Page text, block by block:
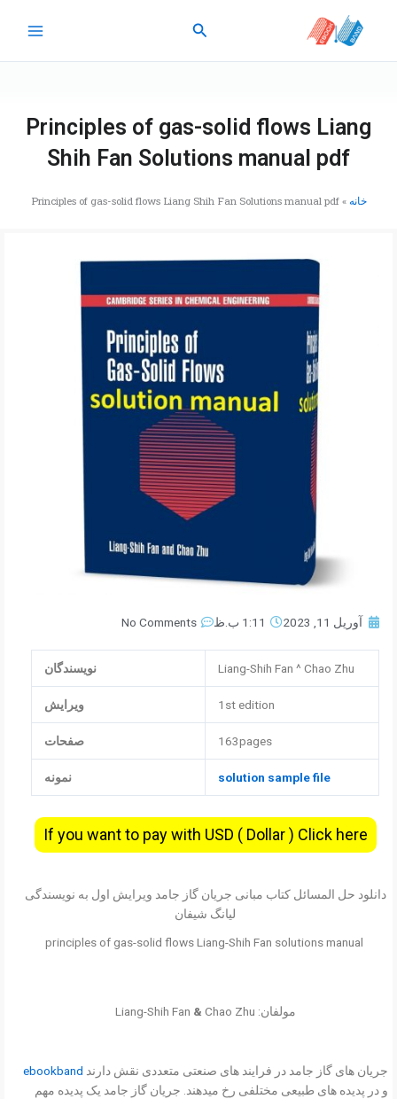
جستجو
Principles of gas-solid flows Liang
Shih Fan Solutions manual pdf
خانه »
Principles of gas-solid flows Liang Shih Fan Solutions manual pdf
آوریل 11, 2023 1:11 ب.ظ No Comments
Liang-Shih Fan ^ Chao Zhu نویسندگان
1st edition ویرایش
163pages صفحات
solution sample file نمونه
If you want to pay with USD ( Dollar ) Click here
دانلود حل المسائل کتاب مبانی جریان گاز جامد ویرایش اول به نویسندگی
لیانگ شیفان
مولفان: Liang-Shih Fan & Chao Zhu
جریان های گاز جامد در فرایند های صنعتی متعددی نقش دارند ebookband
و در پدیده های طبیعی مختلفی رخ میدهند. جریان گاز جامد یک پدیده مهم